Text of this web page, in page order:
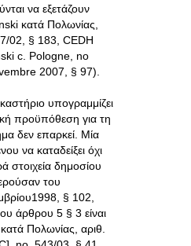
να εξετάζουν
κατά Πολωνίας,
02, § 183, CEDH
c. Pologne, no
2007, § 97).
υπογραμμίζει
προϋπόθεση για τη
δεν επαρκεί. Μία
να καταδείξει όχι
στοιχεία δημοσίου
του
§ 102,
άρθρου 5 § 3 είναι
Πολωνίας, αριθ.